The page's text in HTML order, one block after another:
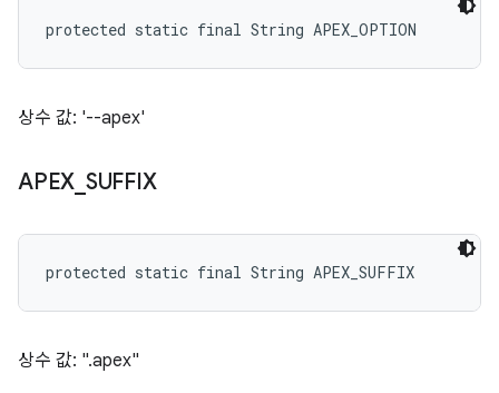
protected static final String APEX_OPTION
상수 값: '--apex'
APEX SUFFIX
protected static final String APEX_SUFFIX
상수 값: ".apex"